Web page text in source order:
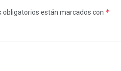
obligatorios están marcados con *